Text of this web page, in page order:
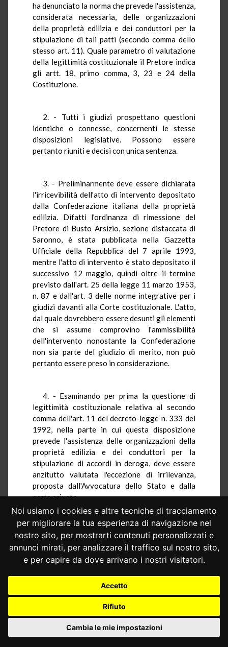
Noi usiamo i cookies e altre tecniche di tracciamento
per migliorare la tua esperienza di navigazione nel
nostro sito, per mostrarti contenuti personalizzati e
annunci mirati, per analizzare il traffico sul nostro sito,
e per capire da dove arrivano i nostri visitatori.
Accetto
Rifiuto
Cambia le mie impostazioni
ha denunciato la norma che prevede l'assistenza,
considerata necessaria, delle organizzazioni
della proprietà edilizia e dei conduttori per la
stipulazione di tali patti (secondo comma dello
stesso art. 11). Quale parametro di valutazione
della legittimità costituzionale il Pretore indica
gli artt. 18, primo comma, 3, 23 e 24 della
Costituzione.
2. - Tutti i giudizi prospettano questioni
identiche o connesse, concernenti le stesse
disposizioni legislative. Possono essere
pertanto riuniti e decisi con unica sentenza.
3. - Preliminarmente deve essere dichiarata
l'irricevibilità dell'atto di intervento depositato
dalla Confederazione italiana della proprietà
edilizia. Difatti l'ordinanza di rimessione del
Pretore di Busto Arsizio, sezione distaccata di
Saronno, è stata pubblicata nella Gazzetta
Ufficiale della Repubblica del 7 aprile 1993,
mentre l'atto di intervento è stato depositato il
successivo 12 maggio, quindi oltre il termine
previsto dall'art. 25 della legge 11 marzo 1953,
n. 87 e dall'art. 3 delle norme integrative per i
giudizi davanti alla Corte costituzionale. L'atto,
dal quale dovrebbero essere desunti gli elementi
che si assume comprovino l'ammissibilità
dell'intervento nonostante la Confederazione
non sia parte del giudizio di merito, non può
pertanto essere preso in considerazione.
4. - Esaminando per prima la questione di
legittimità costituzionale relativa al secondo
comma dell'art. 11 del decreto-legge n. 333 del
1992, nella parte in cui questa disposizione
prevede l'assistenza delle organizzazioni della
proprietà edilizia e dei conduttori per la
stipulazione di accordi in deroga, deve essere
anzitutto valutata l'eccezione di irrilevanza,
proposta dall'Avvocatura dello Stato e dalla
parte privata.
L'eccezione è fondata. Oggetto del giudizio
dinanzi al Pretore è esclusivamente la finita
locazione e la contestata proroga della stessa. Il
giudizio di merito non verte sulla stipulazione, o
sulle modalità di stipulazione, di patti in deroga,
sicchè la norma denunciata rimane estranea
all'oggetto del giudizio: essa è stata richiamata
solo per un'ipotesi astratta. Manca quindi il
nesso di pregiudizialità tra la soluzione della
questione di legittimità costituzionale e la